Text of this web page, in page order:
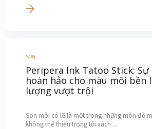
SON
Peripera Ink Tatoo Stick:
hoàn hảo cho màu môi bền
lượng vượt trội
Son môi có lẽ là một trong những món đồ
không thể thiếu trong túi xách ...